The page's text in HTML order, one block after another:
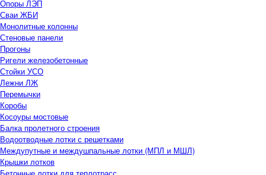
Опоры ЛЭП
Сваи ЖБИ
Монолитные колонны
Стеновые панели
Прогоны
Ригели железобетонные
Стойки УСО
Лежни ЛЖ
Перемычки
Коробы
Косоуры мостовые
Балка пролетного строения
Водоотводные лотки с решетками
Междупутные и междушпальные лотки (МПЛ и МШЛ)
Крышки лотков